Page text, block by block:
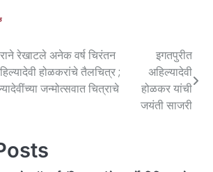
रेखाटले अनेक वर्ष चिरंतन
होळकरांचे तैलचित्र ;
जन्मोत्सवात चित्राचे
इगतपुरीत
अहिल्यादेवी
होळकर यांची
जयंती साजरी